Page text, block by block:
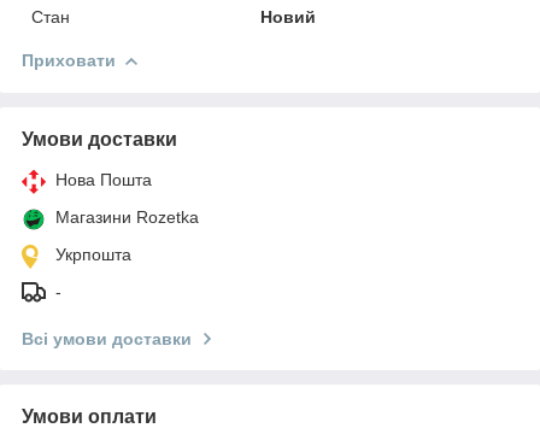
Стан
Новий
Приховати
Умови доставки
Нова Пошта
Магазини Rozetka
Укрпошта
-
Всі умови доставки
Умови оплати